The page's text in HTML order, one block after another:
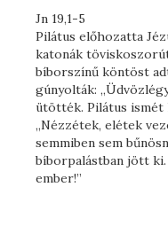
Jn 19,1-5
Pilátus előhozatta
katonák
bíborszínű köntöst
gúnyolták:
ütötték. Pilátus ismét
„Nézzétek, elétek
semmiben sem
bíborpalástban jött
ember!”